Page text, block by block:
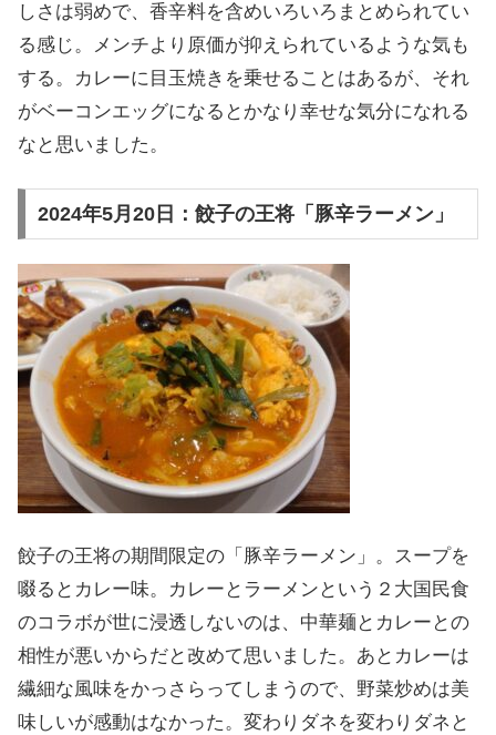
しさは弱めで、香辛料を含めいろいろまとめられてい
る感じ。メンチより原価が抑えられているような気も
する。カレーに目玉焼きを乗せることはあるが、それ
がベーコンエッグになるとかなり幸せな気分になれる
なと思いました。
2024年5月20日：餃子の王将「豚辛ラーメン」
餃子の王将の期間限定の「豚辛ラーメン」。スープを
啜るとカレー味。カレーとラーメンという２大国民食
のコラボが世に浸透しないのは、中華麺とカレーとの
相性が悪いからだと改めて思いました。あとカレーは
繊細な風味をかっさらってしまうので、野菜炒めは美
味しいが感動はなかった。変わりダネを変わりダネと